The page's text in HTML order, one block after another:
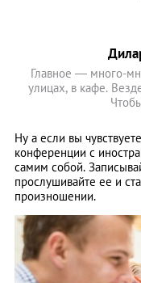
Главное — много-
улицах, в кафе.
Ну а если вы
конференции с
самим собой.
прослушивайте ее и
произношении.